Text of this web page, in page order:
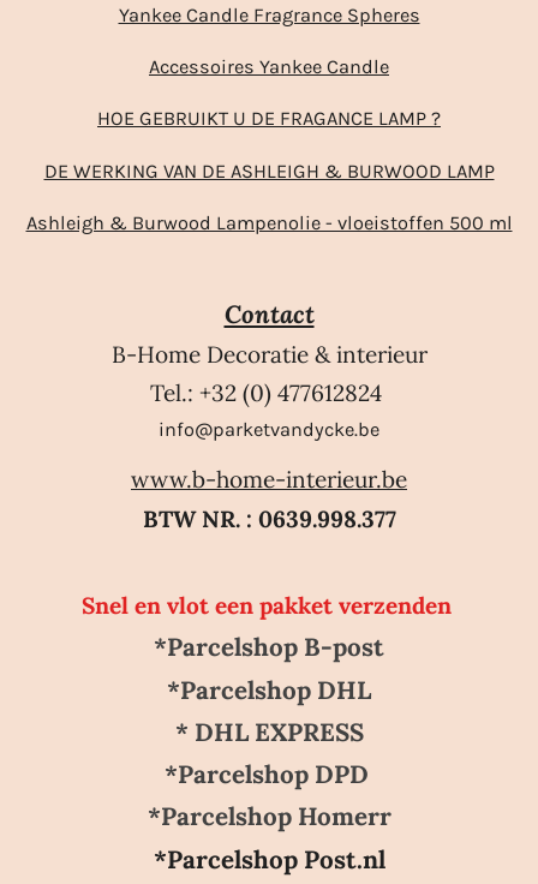
Yankee Candle Fragrance Spheres
Accessoires Yankee Candle
HOE GEBRUIKT U DE FRAGANCE LAMP ?
DE WERKING VAN DE ASHLEIGH & BURWOOD LAMP
Ashleigh & Burwood Lampenolie - vloeistoffen 500 ml
Contact
B-Home Decoratie & interieur
Tel.: +32 (0) 477612824
info@parketvandycke.be
www.b-home-interieur.be
BTW NR. : 0639.998.377
Snel en vlot een pakket verzenden
*Parcelshop B-post
*Parcelshop DHL
* DHL EXPRESS
*Parcelshop DPD
*Parcelshop Homerr
*Parcelshop Post.nl